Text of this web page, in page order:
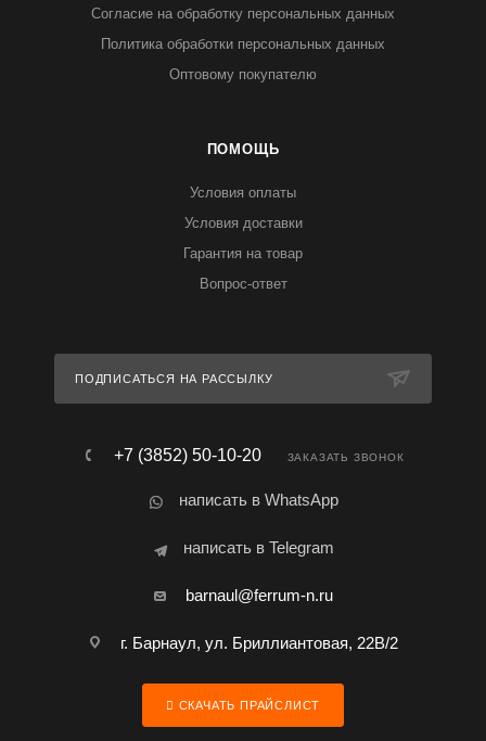
Согласие на обработку персональных данных
Политика обработки персональных данных
Оптовому покупателю
ПОМОЩЬ
Условия оплаты
Условия доставки
Гарантия на товар
Вопрос-ответ
ПОДПИСАТЬСЯ НА РАССЫЛКУ
+7 (3852) 50-10-20 ЗАКАЗАТЬ ЗВОНОК
написать в WhatsApp
написать в Telegram
barnaul@ferrum-n.ru
г. Барнаул, ул. Бриллиантовая, 22В/2
СКАЧАТЬ ПРАЙСЛИСТ